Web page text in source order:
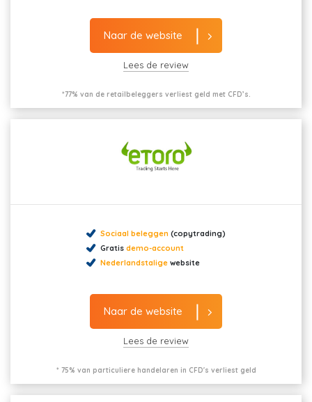
Naar de website
Lees de review
*77% van de retailbeleggers verliest geld met CFD’s.
Sociaal beleggen (copytrading)
Gratis demo-account
Nederlandstalige website
Naar de website
Lees de review
* 75% van particuliere handelaren in CFD's verliest geld